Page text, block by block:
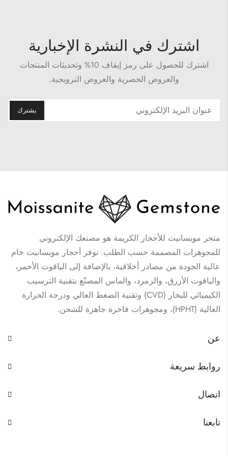
اشترك في النشرة الإخبارية
اشترك للحصول على رمز إيقاف 10% وتحديثات المنتجات
والعروض الحصرية والعروض الترويجية.
متجر مويسانيت للأحجار الكريمة هو مصنعك الإلكتروني
للمجوهرات المصممة حسب الطلب. نوفر أحجار مويسانيت خام
عالية الجودة من مصادر أخلاقية، بالإضافة إلى الياقوت الأحمر،
والياقوت الأزرق، والزمرد، والماس المصنّع بتقنية الترسيب
الكيميائي للبخار (CVD) وتقنية الضغط العالي ودرجة الحرارة
العالية (HPHT)، ومجوهرات فاخرة جاهزة للشحن.
عن
روابط سريعة
اتصال
تابعنا